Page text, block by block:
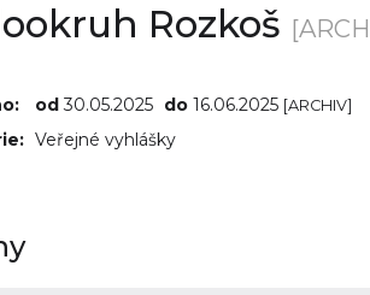
Rozkoš
od30.05.2025 do 16.06.2025 [ARCHIV]
Veřejné vyhlášky